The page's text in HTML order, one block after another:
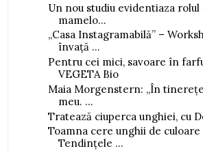
Un nou studiu evidentiaza rolul
mamelo...
„Casa Instagramabilă” –
învață ...
Pentru cei mici, savoare în
VEGETA Bio
Maia Morgenstern: „În
meu. ...
Tratează ciuperca unghiei, cu
Toamna cere unghii de culoare
Tendințele ...